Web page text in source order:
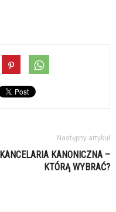
Następny artykuł
KANCELARIA KANONICZNA –
KTÓRĄ WYBRAĆ?